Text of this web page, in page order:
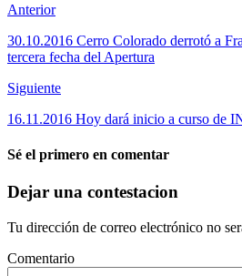
Anterior
30.10.2016 Cerro Colorado derrotó a
tercera fecha del Apertura
Siguiente
16.11.2016 Hoy dará inicio a curso de
Sé el primero en comentar
Dejar una contestacion
Tu dirección de correo electrónico no
Comentario